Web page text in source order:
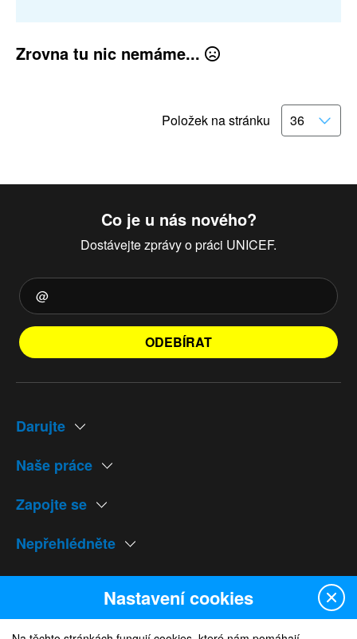
Zrovna tu nic nemáme...
Položek na stránku
Co je u nás nového?
Dostávejte zprávy o práci UNICEF.
ODEBÍRAT
Darujte
Naše práce
Zapojte se
Nepřehlédněte
Naše weby
Nastavení cookies